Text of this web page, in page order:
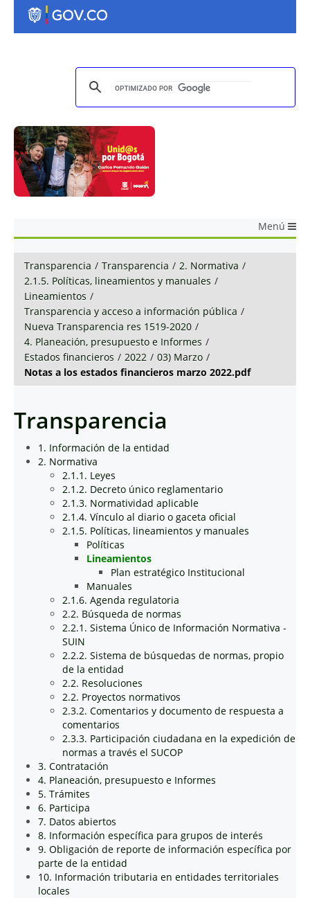
Menú
Transparencia / Transparencia / 2. Normativa /
2.1.5. Políticas, lineamientos y manuales /
Lineamientos /
Transparencia y acceso a información pública /
Nueva Transparencia res 1519-2020 /
4. Planeación, presupuesto e Informes /
Estados financieros / 2022 / 03) Marzo /
Notas a los estados financieros marzo 2022.pdf
Transparencia
1. Información de la entidad
2. Normativa
2.1.1. Leyes
2.1.2. Decreto único reglamentario
2.1.3. Normatividad aplicable
2.1.4. Vínculo al diario o gaceta oficial
2.1.5. Políticas, lineamientos y manuales
Políticas
Lineamientos
Plan estratégico Institucional
Manuales
2.1.6. Agenda regulatoria
2.2. Búsqueda de normas
2.2.1. Sistema Único de Información Normativa -
SUIN
2.2.2. Sistema de búsquedas de normas, propio
de la entidad
2.2. Resoluciones
2.2. Proyectos normativos
2.3.2. Comentarios y documento de respuesta a
comentarios
2.3.3. Participación ciudadana en la expedición de
normas a través el SUCOP
3. Contratación
4. Planeación, presupuesto e Informes
5. Trámites
6. Participa
7. Datos abiertos
8. Información específica para grupos de interés
9. Obligación de reporte de información específica por
parte de la entidad
10. Información tributaria en entidades territoriales
locales